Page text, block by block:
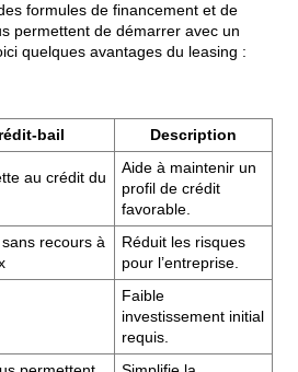
formules de financement et de
permettent de démarrer avec un
quelques avantages du leasing :
bail Description
au crédit du
Aide à maintenir un
profil de crédit
favorable.
recours à
Réduit les risques
pour l’entreprise.
Faible
investissement initial
requis.